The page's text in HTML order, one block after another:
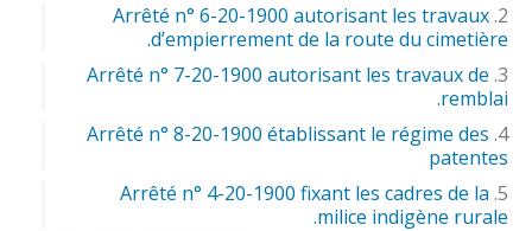
Arrêté n° 6-20-1900 autorisant les travaux
d’empierrement de la route du cimetière.
Arrêté n° 7-20-1900 autorisant les travaux de
remblai.
Arrêté n° 8-20-1900 établissant le régime des
patentes
Arrêté n° 4-20-1900 fixant les cadres de la
milice indigène rurale.